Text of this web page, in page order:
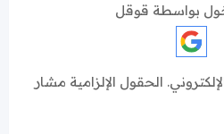
بواسطة قوقل
الحقول الإلزامية مشار